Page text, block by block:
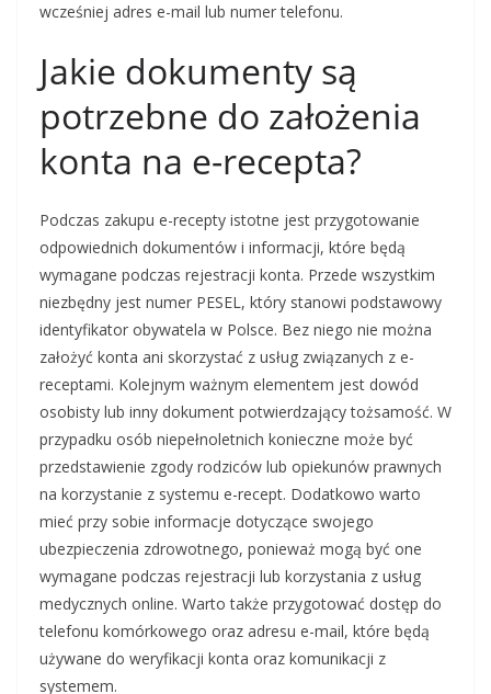
wcześniej adres e-mail lub numer telefonu.
Jakie dokumenty są
potrzebne do założenia
konta na e-recepta?
Podczas zakupu e-recepty istotne jest przygotowanie
odpowiednich dokumentów i informacji, które będą
wymagane podczas rejestracji konta. Przede wszystkim
niezbędny jest numer PESEL, który stanowi podstawowy
identyfikator obywatela w Polsce. Bez niego nie można
założyć konta ani skorzystać z usług związanych z e-
receptami. Kolejnym ważnym elementem jest dowód
osobisty lub inny dokument potwierdzający tożsamość. W
przypadku osób niepełnoletnich konieczne może być
przedstawienie zgody rodziców lub opiekunów prawnych
na korzystanie z systemu e-recept. Dodatkowo warto
mieć przy sobie informacje dotyczące swojego
ubezpieczenia zdrowotnego, ponieważ mogą być one
wymagane podczas rejestracji lub korzystania z usług
medycznych online. Warto także przygotować dostęp do
telefonu komórkowego oraz adresu e-mail, które będą
używane do weryfikacji konta oraz komunikacji z
systemem.